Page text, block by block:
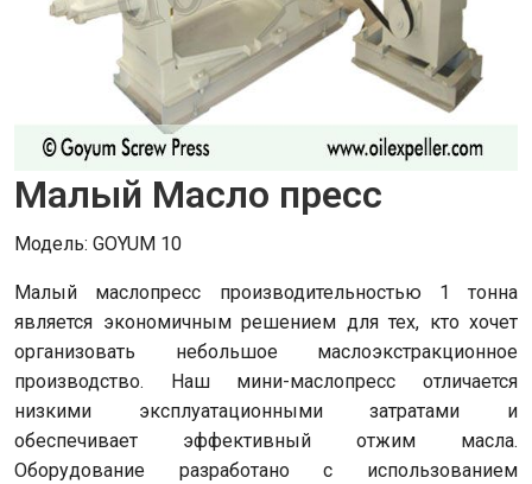
Малый Масло пресс
Модель: GOYUM 10
Малый маслопресс производительностью 1 тонна
является экономичным решением для тех, кто хочет
организовать небольшое маслоэкстракционное
производство. Наш мини-маслопресс отличается
низкими эксплуатационными затратами и
обеспечивает эффективный отжим масла.
Оборудование разработано с использованием